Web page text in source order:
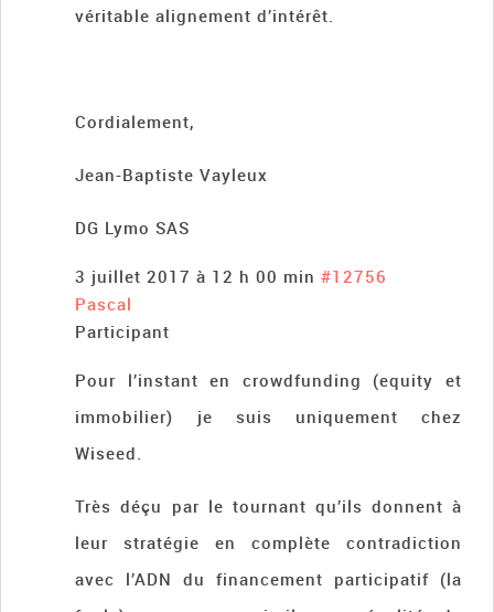
véritable alignement d’intérêt.
Cordialement,
Jean-Baptiste Vayleux
DG Lymo SAS
3 juillet 2017 à 12 h 00 min #12756
Pascal
Participant
Pour l’instant en crowdfunding (equity et
immobilier) je suis uniquement chez
Wiseed.
Très déçu par le tournant qu’ils donnent à
leur stratégie en complète contradiction
avec l’ADN du financement participatif (la